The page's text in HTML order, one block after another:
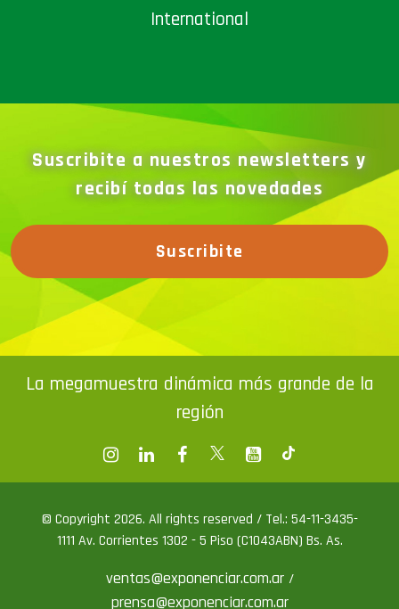
International
Suscribite a nuestros newsletters y
recibí todas las novedades
Suscribite
La megamuestra dinámica más grande de la
región
© Copyright 2026. All rights reserved / Tel.: 54-11-3435-
1111 Av. Corrientes 1302 - 5 Piso (C1043ABN) Bs. As.
ventas@exponenciar.com.ar /
prensa@exponenciar.com.ar